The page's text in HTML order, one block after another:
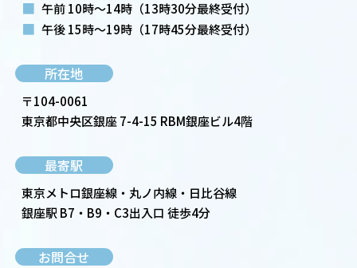
■ 午前 10時～14時 （13時30分最終受付）
■ 午後 15時～19時 （17時45分最終受付）
所在地
〒104-0061
東京都中央区銀座 7-4-15 RBM銀座ビル4階
最寄駅
東京メトロ銀座線・丸ノ内線・日比谷線
銀座駅 B7・B9・C3出入口 徒歩4分
お問合せ